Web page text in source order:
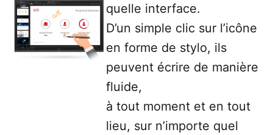
quelle interface.
D’un simple clic sur l’icône
en forme de stylo, ils
peuvent écrire de manière
fluide,
à tout moment et en tout
lieu, sur n’importe quel